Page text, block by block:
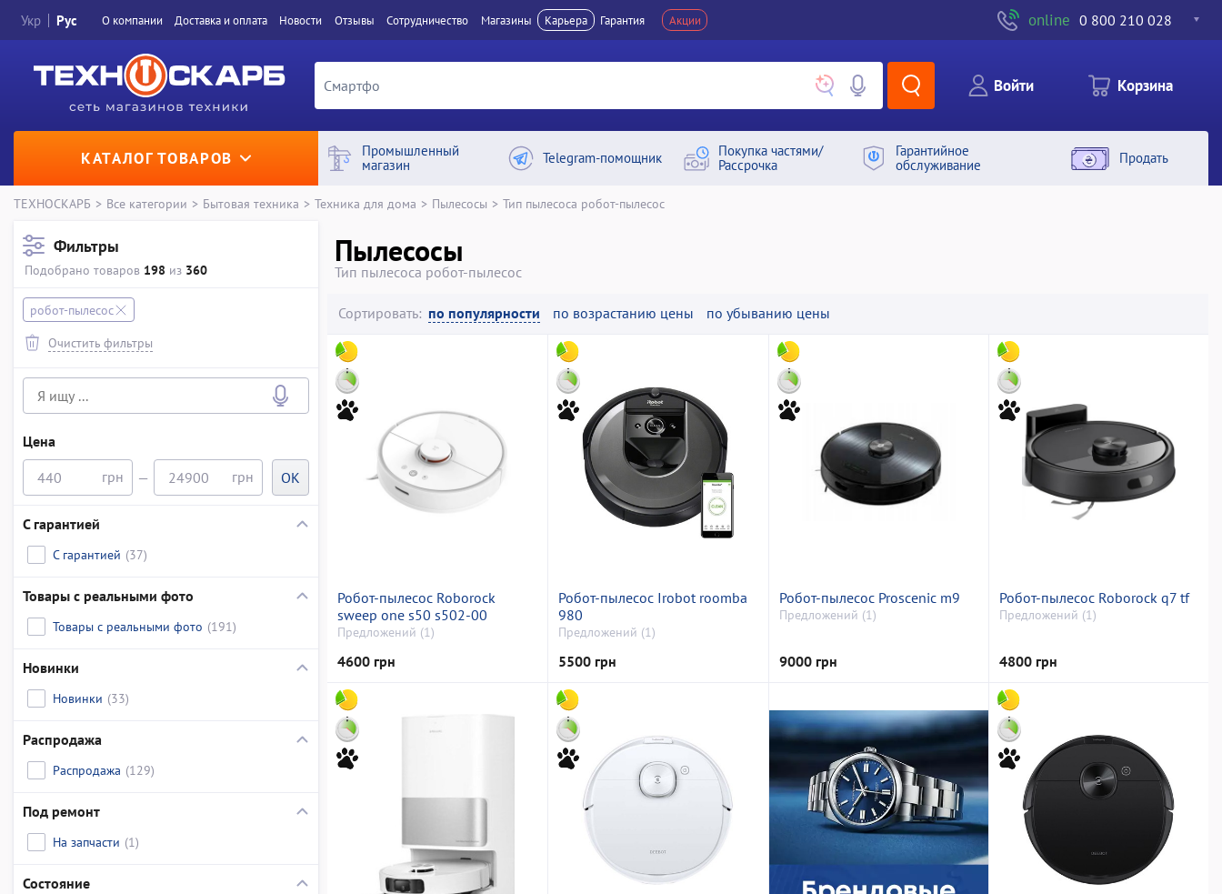
Укр Рус О компании Доставка и оплата Новости Отзывы Сотрудничество Магазины Карьера Гарантия Акции online 0 800 210 028
Войти Корзина
КАТАЛОГ ТОВАРОВ
Промышленный
магазин
Telegram-помощник
Покупка частями/
Рассрочка
Гарантийное
обслуживание
Продать
ТЕХНОСКАРБ > Все категории > Бытовая техника > Техника для дома > Пылесосы > Тип пылесоса робот-пылесос
Фильтры
Подобрано товаров 198 из 360
робот-пылесос
Очистить фильтры
Цена
—
OK
С гарантией
С гарантией (37)
Товары с реальными фото
Товары с реальными фото (191)
Новинки
Новинки (33)
Распродажа
Распродажа (129)
Под ремонт
На запчасти (1)
Состояние
Пылесосы
Тип пылесоса робот-пылесос
Сортировать: по популярности по возрастанию цены по убыванию цены
Робот-пылесос Roborock
sweep one s50 s502-00
Предложений (1)
4600 грн
Робот-пылесос Irobot roomba
980
Предложений (1)
5500 грн
Робот-пылесос Proscenic m9
Предложений (1)
9000 грн
Робот-пылесос Roborock q7 tf
Предложений (1)
4800 грн